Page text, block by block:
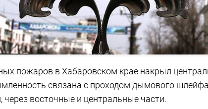
пожаров в Хабаровском крае накрыл
связана с проходом дымового
через восточные и центральные части.